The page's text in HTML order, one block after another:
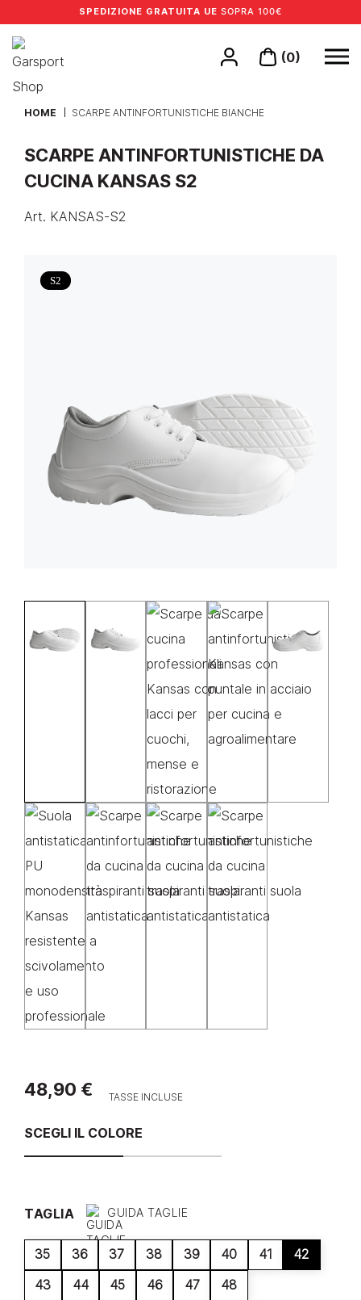
SPEDIZIONE GRATUITA UE SOPRA 100€
(0)
HOME SCARPE ANTINFORTUNISTICHE BIANCHE
SCARPE ANTINFORTUNISTICHE DA
CUCINA KANSAS S2
Art. KANSAS-S2
S2
48,90 € TASSE INCLUSE
SCEGLI IL COLORE
TAGLIA GUIDA TAGLIE
35 36 37 38 39 40 41
42
43
44 45 46 47 48